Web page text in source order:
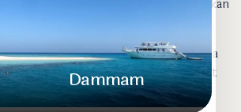
Ibu Kota Modern di Gurun Pasir
Dammam
promo dari TiketHaji.com memberikan
antara lain:
: Promo khusus memungkinkan Anda
sehingga dana yang ada dapat
lain selama ibadah.